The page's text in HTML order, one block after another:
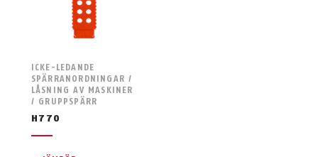
ICKE-LEDANDE
SPÄRRANORDNINGAR /
LÅSNING AV MASKINER
/ GRUPPSPÄRR
H770